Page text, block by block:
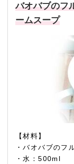
バオバブのフ
ームスープ
【材料】
・バオバブのフ
・水：500ml